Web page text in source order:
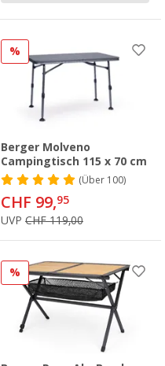
%
Berger Molveno
Campingtisch 115 x 70 cm
(Über100)
CHF 99,95
UVP CHF 119,00
%